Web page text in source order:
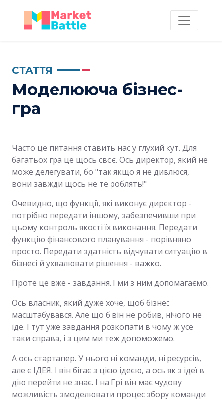
СТАТТЯ
Моделююча бізнес-
гра
Часто це питання ставить нас у глухий кут. Для
багатьох гра це щось своє. Ось директор, який не
може делегувати, бо "так якщо я не дивлюся,
вони завжди щось не те роблять!"
Очевидно, що функції, які виконує директор -
потрібно передати іншому, забезпечивши при
цьому контроль якості їх виконання. Передати
функцію фінансового планування - порівняно
просто. Передати здатність відчувати ситуацію в
бізнесі й ухвалювати рішення - важко.
Проте це вже - завдання. І ми з ним допомагаємо.
Ось власник, який дуже хоче, щоб бізнес
масштабувався. Але що б він не робив, нічого не
їде. І тут уже завдання розкопати в чому ж усе
таки справа, і з цим ми теж допоможемо.
А ось стартапер. У нього ні команди, ні ресурсів,
але є ІДЕЯ. І він бігає з цією ідеєю, а ось як з ідеї в
дію перейти не знає. І на Грі він має чудову
можливість змоделювати процес збору команди